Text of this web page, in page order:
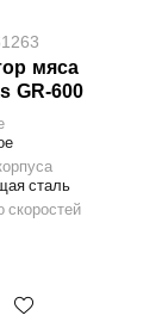
мяса
GR-600
сталь
скоростей